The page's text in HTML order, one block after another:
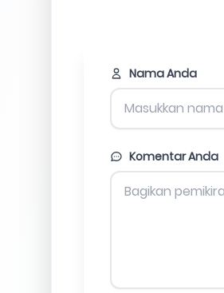
Nama Anda
Komentar Anda